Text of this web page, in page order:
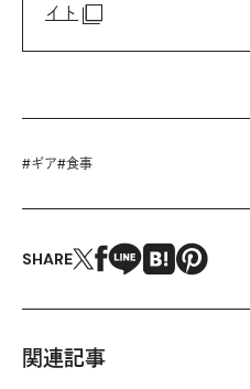
イト
#ギア#食事
SHARE
関連記事